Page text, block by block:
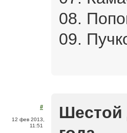
08.
09.
#
12 фев 2013,
11:51
Шестой